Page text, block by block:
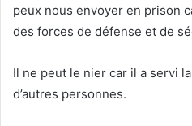
peux nous envoyer en prison
des forces de défense et de
Il ne peut le nier car il a servi
d’autres personnes.